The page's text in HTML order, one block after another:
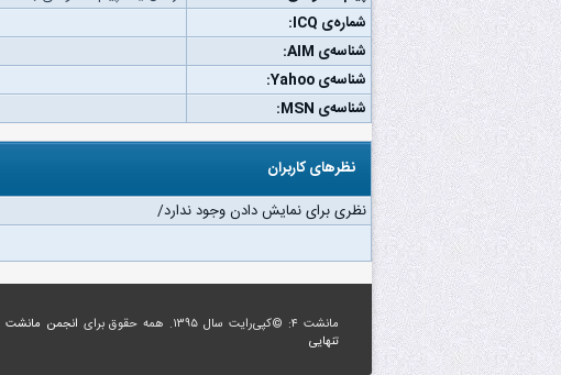
شماره‌ی ICQ:
شناسه‌ی AIM:
شناسه‌ی Yahoo:
شناسه‌ی MSN:
نظرهای کاربران
نظری برای نمایش دادن وجود ندارد/
مانشت ۴: ©کپی‌رایت سال ۱۳۹۵. همه حقوق برای انجمن مانشت
تنهایی